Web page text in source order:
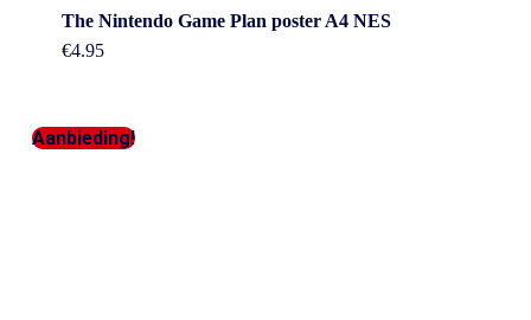
The Nintendo Game Plan poster A4 NES
€4.95
Aanbieding!